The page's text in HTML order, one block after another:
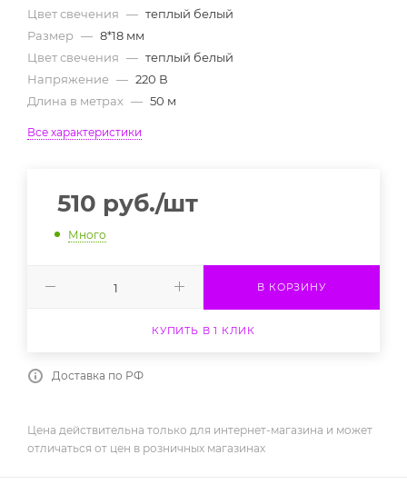
Цвет свечения — теплый белый
Размер — 8*18 мм
Цвет свечения — теплый белый
Напряжение — 220 В
Длина в метрах — 50 м
Все характеристики
510 руб./шт
Много
В КОРЗИНУ
КУПИТЬ В 1 КЛИК
Доставка по РФ
Цена действительна только для интернет-магазина и может
отличаться от цен в розничных магазинах